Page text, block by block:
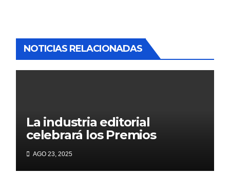
NOTICIAS RELACIONADAS
La industria editorial
celebrará los Premios
CANIEM 2025 el 12 de
noviembre
AGO 23, 2025